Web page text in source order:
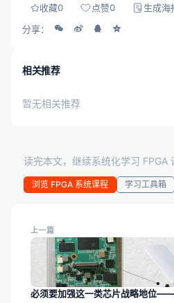
收藏0 点赞0 生成海
分享：
相关推荐
暂无相关推荐
读完本文，继续系统化学习 FPGA
浏览 FPGA 系统课程 学习工具箱
上一篇
必须要加强这一类芯片战略地位